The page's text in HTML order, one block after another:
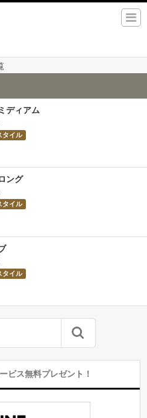
ディアム
タイル
ング
タイル
タイル
ビス無料プレゼント！